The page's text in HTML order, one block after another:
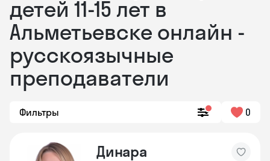
детей 11-15 лет в
Альметьевске онлайн -
русскоязычные
преподаватели
Фильтры 0
Динара
Skysmart Chat